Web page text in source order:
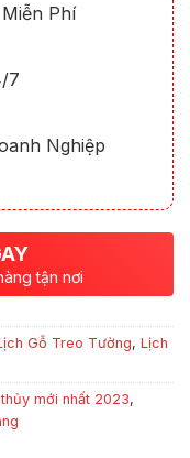
Phí
7
Nghiệp
tận nơi
Gỗ Treo Tường, Lịch
mới nhất 2023,